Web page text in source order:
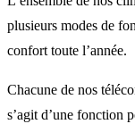
plusieurs modes de
confort toute l’année.
Chacune de nos
s’agit d’une fonction